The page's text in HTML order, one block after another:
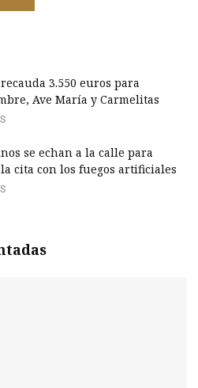
3.550 euros para
Ave María y Carmelitas
se echan a la calle para
cita con los fuegos artificiales